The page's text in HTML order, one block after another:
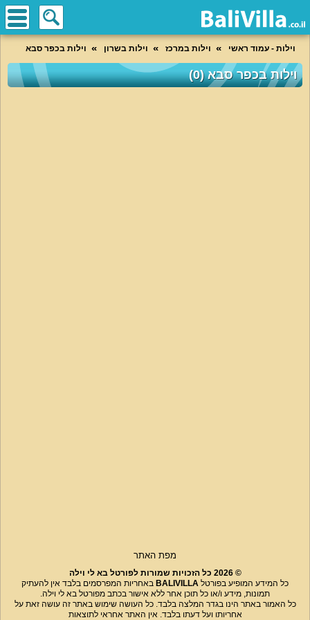
וילות - עמוד ראשי וילות במרכז וילות בשרון וילות בכפר סבא
וילות בכפר סבא (0)
מפת האתר
© 2026 כל הזכויות שמורות לפורטל בא לי וילה
כל המידע המופיע בפורטל BALIVILLA באחריות המפרסמים בלבד אין להעתיק
תמונות, מידע ו/או כל תוכן אחר ללא אישור בכתב מפורטל בא לי וילה.
כל האמור באתר הינו בגדר המלצה בלבד. כל העושה שימוש באתר זה עושה זאת על
אחריותו ועל דעתו בלבד. אין האתר אחראי לתוצאות